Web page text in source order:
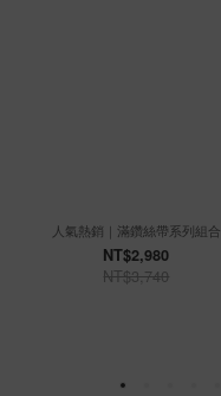
人氣熱銷｜滿鑽絲帶系列組合
NT$2,980
NT$3,740